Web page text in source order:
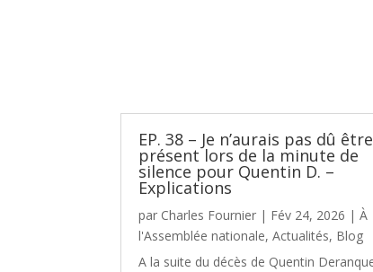
EP. 38 – Je n’aurais pas dû être
présent lors de la minute de
silence pour Quentin D. –
Explications
par Charles Fournier | Fév 24, 2026 |À
l'Assemblée nationale,Actualités, Blog
A la suite du décès de Quentin